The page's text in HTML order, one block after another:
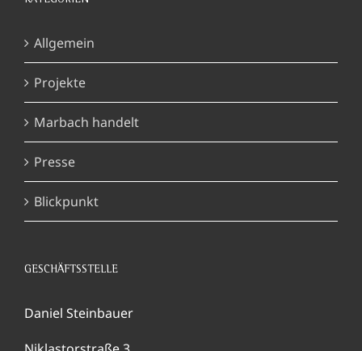
Allgemein
Projekte
Marbach handelt
Presse
Blickpunkt
GESCHÄFTSSTELLE
Daniel Steinbauer